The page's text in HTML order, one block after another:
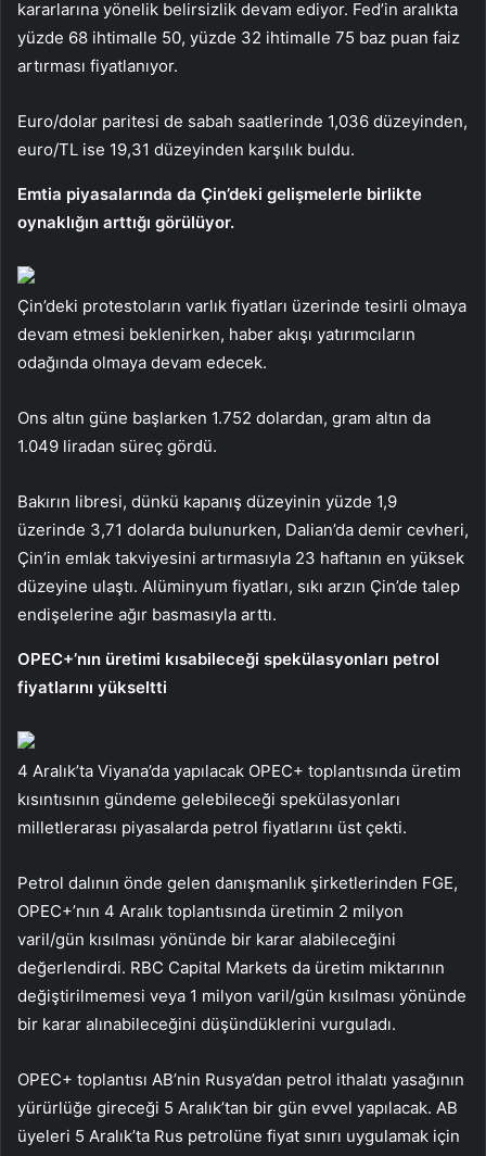
kararlarına yönelik belirsizlik devam ediyor. Fed’in aralıkta
yüzde 68 ihtimalle 50, yüzde 32 ihtimalle 75 baz puan faiz
artırması fiyatlanıyor.
Euro/dolar paritesi de sabah saatlerinde 1,036 düzeyinden,
euro/TL ise 19,31 düzeyinden karşılık buldu.
Emtia piyasalarında da Çin’deki gelişmelerle birlikte
oynaklığın arttığı görülüyor.
Çin’deki protestoların varlık fiyatları üzerinde tesirli olmaya
devam etmesi beklenirken, haber akışı yatırımcıların
odağında olmaya devam edecek.
Ons altın güne başlarken 1.752 dolardan, gram altın da
1.049 liradan süreç gördü.
Bakırın libresi, dünkü kapanış düzeyinin yüzde 1,9
üzerinde 3,71 dolarda bulunurken, Dalian’da demir cevheri,
Çin’in emlak takviyesini artırmasıyla 23 haftanın en yüksek
düzeyine ulaştı. Alüminyum fiyatları, sıkı arzın Çin’de talep
endişelerine ağır basmasıyla arttı.
OPEC+’nın üretimi kısabileceği spekülasyonları petrol
fiyatlarını yükseltti
4 Aralık’ta Viyana’da yapılacak OPEC+ toplantısında üretim
kısıntısının gündeme gelebileceği spekülasyonları
milletlerarası piyasalarda petrol fiyatlarını üst çekti.
Petrol dalının önde gelen danışmanlık şirketlerinden FGE,
OPEC+’nın 4 Aralık toplantısında üretimin 2 milyon
varil/gün kısılması yönünde bir karar alabileceğini
değerlendirdi. RBC Capital Markets da üretim miktarının
değiştirilmemesi veya 1 milyon varil/gün kısılması yönünde
bir karar alınabileceğini düşündüklerini vurguladı.
OPEC+ toplantısı AB’nin Rusya’dan petrol ithalatı yasağının
yürürlüğe gireceği 5 Aralık’tan bir gün evvel yapılacak. AB
üyeleri 5 Aralık’ta Rus petrolüne fiyat sınırı uygulamak için